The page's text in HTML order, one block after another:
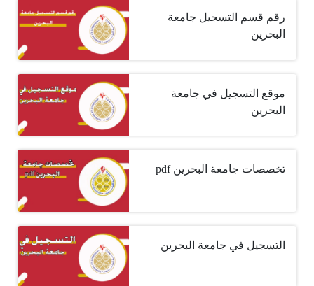
رقم قسم التسجيل جامعة
البحرين
موقع التسجيل في جامعة
البحرين
تخصصات جامعة البحرين pdf
التسجيل في جامعة البحرين